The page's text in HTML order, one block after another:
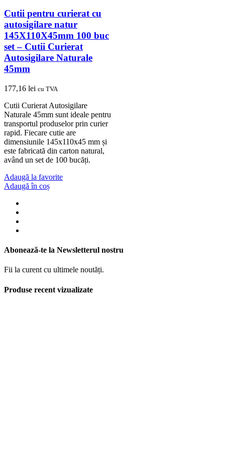
Cutii pentru curierat cu
autosigilare natur
145X110X45mm 100 buc
set – Cutii Curierat
Autosigilare Naturale
45mm
177,16 lei cu TVA
Cutii Curierat Autosigilare
Naturale 45mm sunt ideale pentru
transportul produselor prin curier
rapid. Fiecare cutie are
dimensiunile 145x110x45 mm și
este fabricată din carton natural,
având un set de 100 bucăți.
Adaugă la favorite
Adaugă în coș
Abonează-te la Newsletterul nostru
Fii la curent cu ultimele noutăți.
Produse recent vizualizate